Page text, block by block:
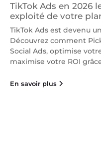
TikTok Ads en 2026
exploité de votre
TikTok Ads est devenu
Découvrez comment
Social Ads, optimise
maximise votre ROI
En savoir plus